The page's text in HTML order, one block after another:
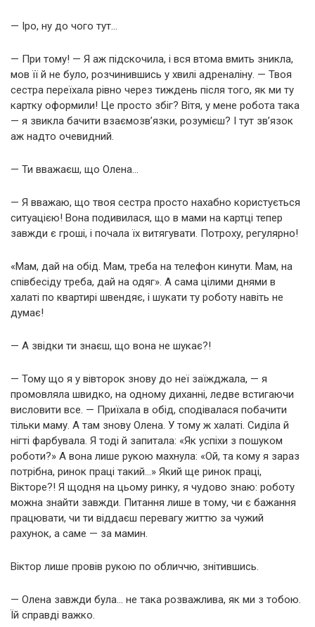
— Іро, ну до чого тут…
— При тому! — Я аж підскочила, і вся втома вмить зникла,
мов її й не було, розчинившись у хвилі адреналіну. — Твоя
сестра переїхала рівно через тиждень після того, як ми ту
картку оформили! Це просто збіг? Вітя, у мене робота така
— я звикла бачити взаємозв’язки, розумієш? І тут зв’язок
аж надто очевидний.
— Ти вважаєш, що Олена…
— Я вважаю, що твоя сестра просто нахабно користується
ситуацією! Вона подивилася, що в мами на картці тепер
завжди є гроші, і почала їх витягувати. Потроху, регулярно!
«Мам, дай на обід. Мам, треба на телефон кинути. Мам, на
співбесіду треба, дай на одяг». А сама цілими днями в
халаті по квартирі швендяє, і шукати ту роботу навіть не
думає!
— А звідки ти знаєш, що вона не шукає?!
— Тому що я у вівторок знову до неї заїжджала, — я
промовляла швидко, на одному диханні, ледве встигаючи
висловити все. — Приїхала в обід, сподівалася побачити
тільки маму. А там знову Олена. У тому ж халаті. Сиділа й
нігті фарбувала. Я тоді й запитала: «Як успіхи з пошуком
роботи?» А вона лише рукою махнула: «Ой, та кому я зараз
потрібна, ринок праці такий…» Який ще ринок праці,
Вікторе?! Я щодня на цьому ринку, я чудово знаю: роботу
можна знайти завжди. Питання лише в тому, чи є бажання
працювати, чи ти віддаєш перевагу життю за чужий
рахунок, а саме — за мамин.
Віктор лише провів рукою по обличчю, знітившись.
— Олена завжди була… не така розважлива, як ми з тобою.
Їй справді важко.